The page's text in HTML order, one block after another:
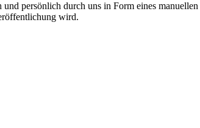
persönlich durch uns in Form eines
wird.